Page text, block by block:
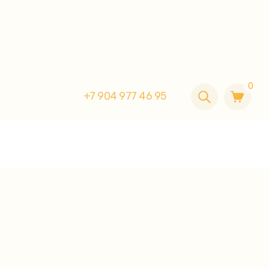
0
+7 904 977 46 95